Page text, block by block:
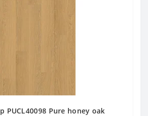
PUCL40098 Pure honey oak